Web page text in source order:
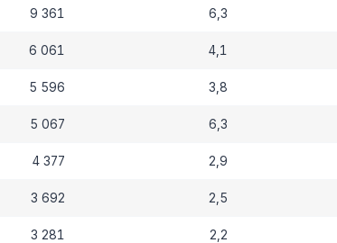
9 361 6,3
6 061 4,1
5 596 3,8
5 067 6,3
4 377 2,9
3 692 2,5
3 281 2,2